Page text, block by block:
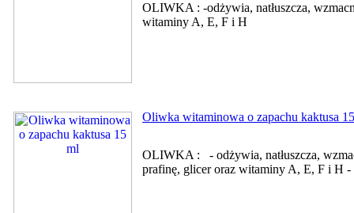
OLIWKA : -odżywia, natłuszcza,
witaminy A, E, F i H
Oliwka witaminowa o zapachu kaktusa
OLIWKA : - odżywia, natłuszcza,
prafinę, glicer oraz witaminy A, E, F i H